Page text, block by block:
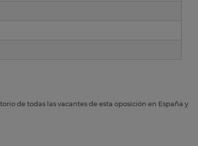
de todas las vacantes de esta oposición en España y